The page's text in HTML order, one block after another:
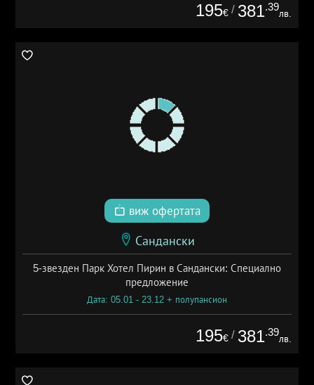
195€ / 381.39
лв.
виж офертата
Сандански
5-звезден Парк Хотел Пирин в Сандански: Специално
предложение
Дата: 05.01 - 23.12 + полупансион
195€ / 381.39
лв.